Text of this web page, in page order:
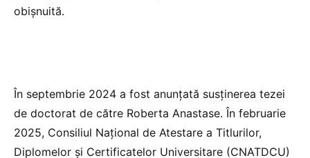
obișnuită.
În septembrie 2024 a fost anunțată susținerea tezei
de doctorat de către Roberta Anastase. În februarie
2025, Consiliul Național de Atestare a Titlurilor,
Diplomelor și Certificatelor Universitare (CNATDCU)